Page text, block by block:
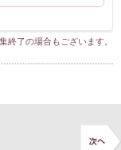
終了の場合もございます。